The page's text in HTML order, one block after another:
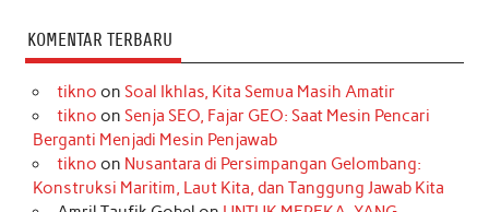
KOMENTAR TERBARU
tikno on Soal Ikhlas, Kita Semua Masih Amatir
tikno on Senja SEO, Fajar GEO: Saat Mesin Pencari
Berganti Menjadi Mesin Penjawab
tikno on Nusantara di Persimpangan Gelombang:
Konstruksi Maritim, Laut Kita, dan Tanggung Jawab Kita